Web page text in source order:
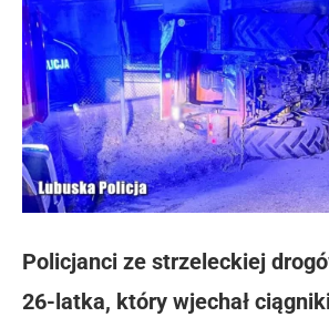
Policjanci ze strzeleckiej
26-latka, który wjechał